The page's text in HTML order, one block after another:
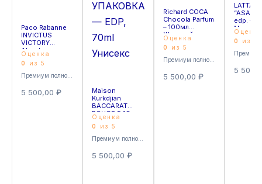
Paco Rabanne
INVICTUS
VICTORY
Absolu —
100мл
Мужской
Оценка
0
из 5
5 500,00 ₽
Maison
Kurkdjian
BACCARAT
ROUGE 540
EXTRAIT
(КРАСНАЯ
УПАКОВКА) —
EDP, 70ml
Унисекс
Оценка
0
из 5
5 500,00₽
Премиум полноразмерные
Richard COCA
Chocola Parfum
– 100мл
Женский
Оценка
0
из 5
5 500,00 ₽
LATTAFA
“ASAD”
edp. –
0
из 5
5